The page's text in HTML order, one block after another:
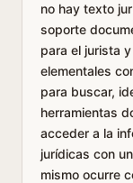
no hay texto
soporte
para el jurista
elementales
para buscar,
herramientas
acceder a la
jurídicas con
mismo ocurre